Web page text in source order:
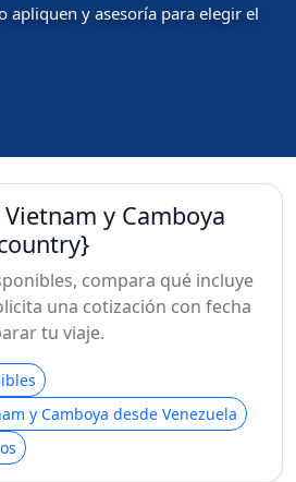
apliquen y asesoría para elegir el
y Camboya
compara qué incluye
una cotización con fecha
tu viaje.
y Camboya desde Venezuela